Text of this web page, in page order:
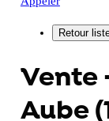
Vente
Aube